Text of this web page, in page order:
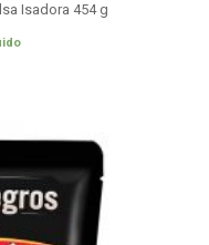
Isadora 454 g